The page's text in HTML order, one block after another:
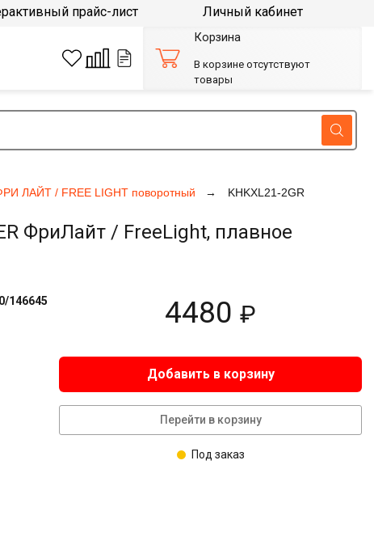
ЛАЙТ / FREE LIGHT поворотный KHKXL21-2GR
ФриЛайт / FreeLight, плавное
146645 4480 ₽
Добавить в корзину
Перейти в корзину
Под заказ
прайс-лист Личный кабинет
Корзина
В корзине отсутствуют
товары